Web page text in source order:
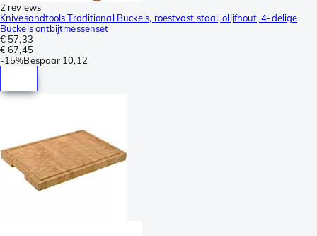
2 reviews
Knivesandtools Traditional Buckels, roestvast staal, olijfhout, 4-delige
Buckels ontbijtmessenset
€ 57,33
€ 67,45
-15%Bespaar 10,12